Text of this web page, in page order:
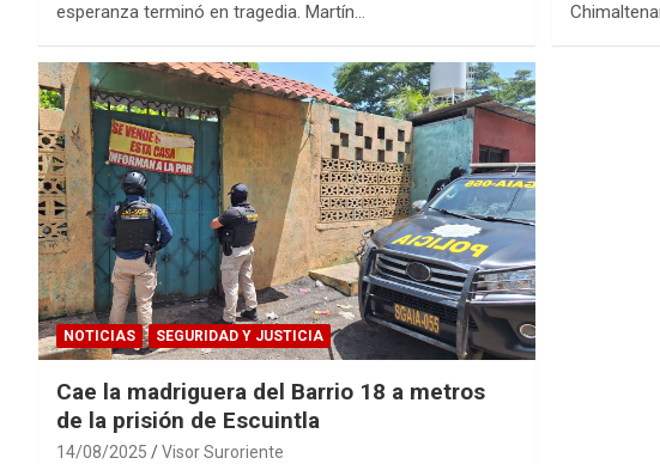
esperanza terminó en tragedia. Martín…
NOTICIAS SEGURIDAD Y JUSTICIA
Cae la madriguera del Barrio 18 a metros
de la prisión de Escuintla
14/08/2025 Visor Suroriente